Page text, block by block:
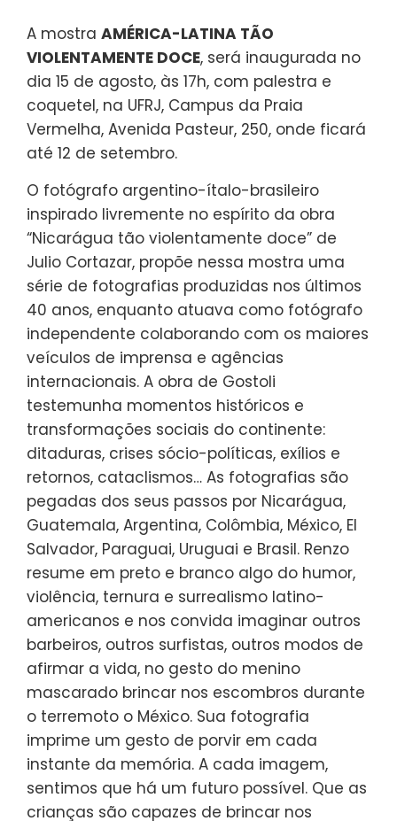
A mostra AMÉRICA-LATINA TÃO
VIOLENTAMENTE DOCE, será inaugurada no
dia 15 de agosto, às 17h, com palestra e
coquetel, na UFRJ, Campus da Praia
Vermelha, Avenida Pasteur, 250, onde ficará
até 12 de setembro.
O fotógrafo argentino-ítalo-brasileiro
inspirado livremente no espírito da obra
“Nicarágua tão violentamente doce” de
Julio Cortazar, propõe nessa mostra uma
série de fotografias produzidas nos últimos
40 anos, enquanto atuava como fotógrafo
independente colaborando com os maiores
veículos de imprensa e agências
internacionais. A obra de Gostoli
testemunha momentos históricos e
transformações sociais do continente:
ditaduras, crises sócio-políticas, exílios e
retornos, cataclismos… As fotografias são
pegadas dos seus passos por Nicarágua,
Guatemala, Argentina, Colômbia, México, El
Salvador, Paraguai, Uruguai e Brasil. Renzo
resume em preto e branco algo do humor,
violência, ternura e surrealismo latino-
americanos e nos convida imaginar outros
barbeiros, outros surfistas, outros modos de
afirmar a vida, no gesto do menino
mascarado brincar nos escombros durante
o terremoto o México. Sua fotografia
imprime um gesto de porvir em cada
instante da memória. A cada imagem,
sentimos que há um futuro possível. Que as
crianças são capazes de brincar nos